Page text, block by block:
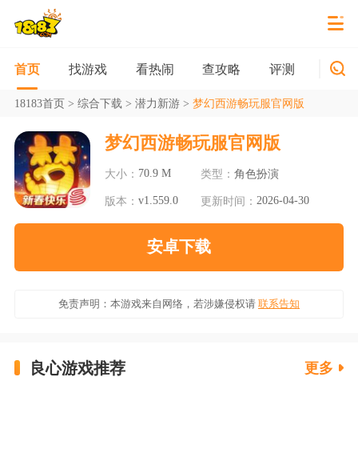
首页 找游戏 看热闹 查攻略 评测 新游
18183首页> 综合下载> 潜力新游> 梦幻西游畅玩服官网版
梦幻西游畅玩服官网版
大小： 70.9 M 类型： 角色扮演
版本：v1.559.0 更新时间： 2026-04-30
安卓下载
免责声明：本游戏来自网络，若涉嫌侵权请 联系告知
良心游戏推荐 更多